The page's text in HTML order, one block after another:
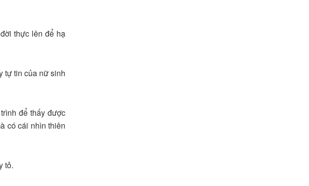
thực lên để hạ
tự tin của nữ sinh
để thấy được
có cái nhìn thiên
tỏ.